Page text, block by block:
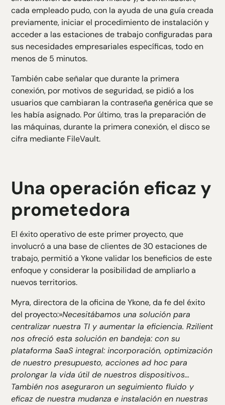
cada empleado pudo, con la ayuda de una guía creada
previamente, iniciar el procedimiento de instalación y
acceder a las estaciones de trabajo configuradas para
sus necesidades empresariales específicas, todo en
menos de 5 minutos.
También cabe señalar que durante la primera
conexión, por motivos de seguridad, se pidió a los
usuarios que cambiaran la contraseña genérica que se
les había asignado. Por último, tras la preparación de
las máquinas, durante la primera conexión, el disco se
cifra mediante FileVault.
Una operación eficaz y
prometedora
El éxito operativo de este primer proyecto, que
involucró a una base de clientes de 30 estaciones de
trabajo, permitió a Ykone validar los beneficios de este
enfoque y considerar la posibilidad de ampliarlo a
nuevos territorios.
Myra, directora de la oficina de Ykone, da fe del éxito
del proyecto:»Necesitábamos una solución para
centralizar nuestra TI y aumentar la eficiencia. Rzilient
nos ofreció esta solución en bandeja: con su
plataforma SaaS integral: incorporación, optimización
de nuestro presupuesto, acciones ad hoc para
prolongar la vida útil de nuestros dispositivos...
También nos aseguraron un seguimiento fluido y
eficaz de nuestra mudanza e instalación en nuestras